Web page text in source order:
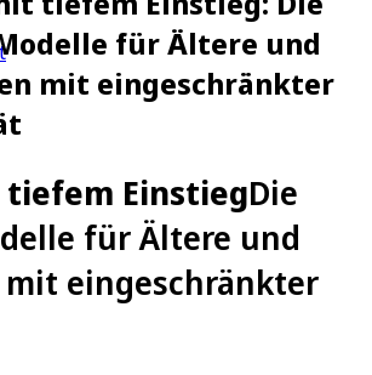
für Ältere und
mit eingeschränkter
tiefem EinstiegDie
für Ältere und
mit eingeschränkter